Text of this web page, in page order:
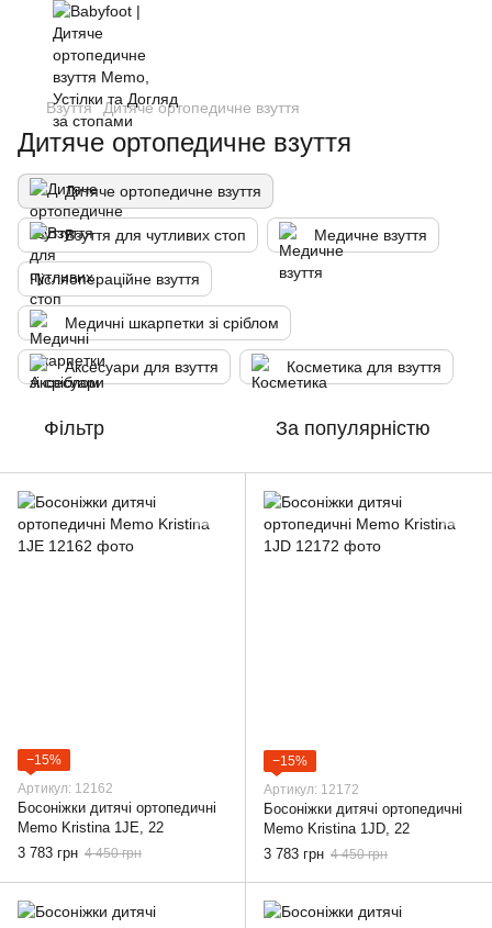
Взуття Дитяче ортопедичне взуття
Дитяче ортопедичне взуття
Дитяче ортопедичне взуття
Взуття для чутливих стоп Медичне взуття
Післяопераційне взуття
Медичні шкарпетки зі сріблом
Аксесуари для взуття Косметика для взуття
Фільтр За популярністю
−15%
Артикул: 12162
Босоніжки дитячі ортопедичні
Memo Kristina 1JE, 22
3 783 грн 4 450 грн
−15%
Артикул: 12172
Босоніжки дитячі ортопедичні
Memo Kristina 1JD, 22
3 783 грн 4 450 грн